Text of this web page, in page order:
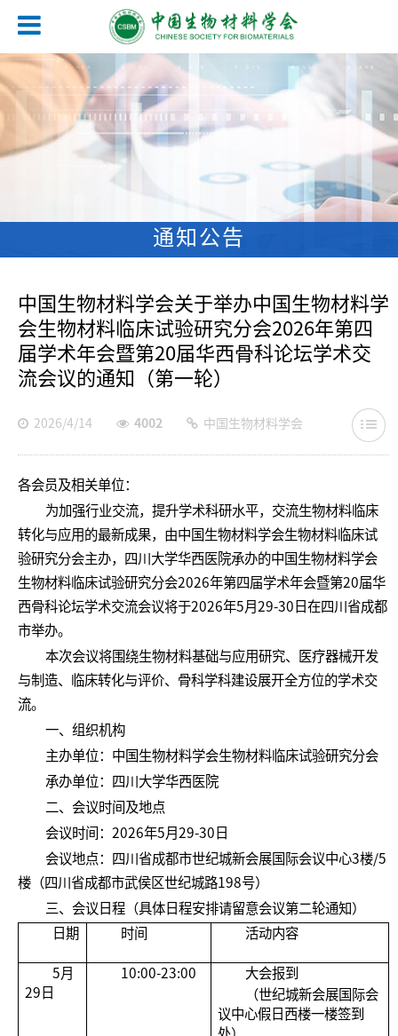
通知公告
中国生物材料学会关于举办中国生物材料学
会生物材料临床试验研究分会2026年第四
届学术年会暨第20届华西骨科论坛学术交
流会议的通知（第一轮）
2026/4/14 4002 中国生物材料学会
各会员及相关单位：
为加强行业交流，提升学术科研水平，交流生物材料临床
转化与应用的最新成果，由中国生物材料学会生物材料临床试
验研究分会主办，四川大学华西医院承办的中国生物材料学会
生物材料临床试验研究分会2026年第四届学术年会暨第20届华
西骨科论坛学术交流会议将于2026年5月29-30日在四川省成都
市举办。
本次会议将围绕生物材料基础与应用研究、医疗器械开发
与制造、临床转化与评价、骨科学科建设展开全方位的学术交
流。
一、组织机构
主办单位：中国生物材料学会生物材料临床试验研究分会
承办单位：四川大学华西医院
二、会议时间及地点
会议时间：2026年5月29-30日
会议地点：四川省成都市世纪城新会展国际会议中心3楼/5
楼（四川省成都市武侯区世纪城路198号）
三、会议日程（具体日程安排请留意会议第二轮通知）
日期
时间 活动内容
5月
29日
10:00-23:00
大会报到
（世纪城新会展国际会
议中心假日西楼一楼签到